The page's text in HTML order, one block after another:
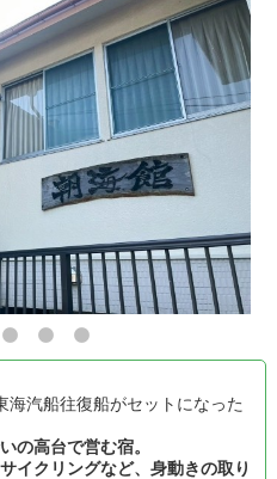
海汽船往復船がセットになった
の高台で営む宿。
イクリングなど、身動きの取り